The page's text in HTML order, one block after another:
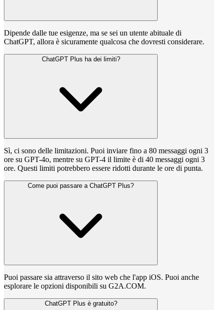
Dipende dalle tue esigenze, ma se sei un utente abituale di
ChatGPT, allora è sicuramente qualcosa che dovresti considerare.
ChatGPT Plus ha dei limiti?
Sì, ci sono delle limitazioni. Puoi inviare fino a 80 messaggi ogni 3
ore su GPT-4o, mentre su GPT-4 il limite è di 40 messaggi ogni 3
ore. Questi limiti potrebbero essere ridotti durante le ore di punta.
Come puoi passare a ChatGPT Plus?
Puoi passare sia attraverso il sito web che l'app iOS. Puoi anche
esplorare le opzioni disponibili su G2A.COM.
ChatGPT Plus è gratuito?